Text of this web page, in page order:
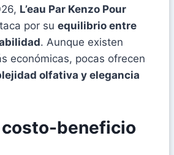
L’eau Par Kenzo Pour
por su equilibrio entre
. Aunque existen
económicas, pocas ofrecen
olfativa y elegancia
costo-beneficio